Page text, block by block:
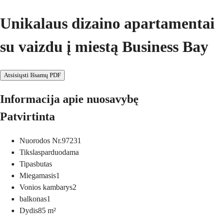
Unikalaus dizaino apartamentai
su vaizdu į miestą Business Bay
Atsisiųsti Išsamų PDF
Informacija apie nuosavybę
Patvirtinta
Nuorodos Nr.97231
Tikslasparduodama
Tipasbutas
Miegamasis1
Vonios kambarys2
balkonas1
Dydis85 m²